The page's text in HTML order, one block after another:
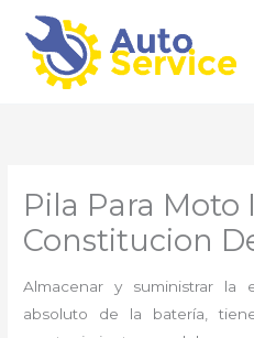
contenido
Pila Para Moto
Constitucion
Almacenar y suministrar la
absoluto de la batería,